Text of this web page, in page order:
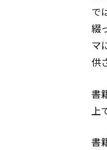
で
綴
マ
供
書
書